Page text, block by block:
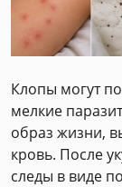
Клопы могут
мелкие
образ жизни,
кровь. После
следы в виде